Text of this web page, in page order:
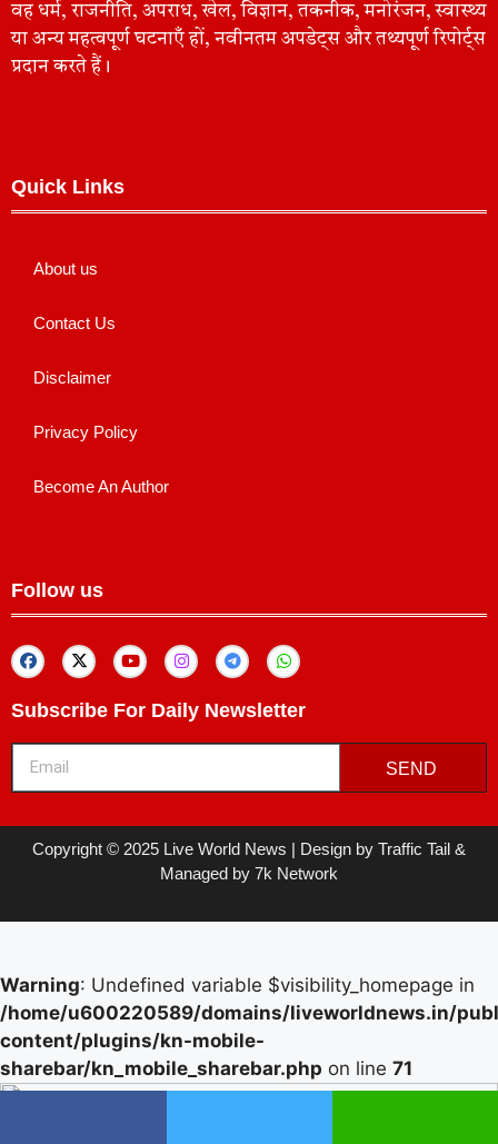
वह धर्म, राजनीति, अपराध, खेल, विज्ञान, तकनीक, मनोरंजन, स्वास्थ्य
या अन्य महत्वपूर्ण घटनाएँ हों, नवीनतम अपडेट्स और तथ्यपूर्ण रिपोर्ट्स
प्रदान करते हैं।
Quick Links
About us
Contact Us
Disclaimer
Privacy Policy
Become An Author
Follow us
Subscribe For Daily Newsletter
SEND
Copyright © 2025 Live World News | Design by Traffic Tail &
Managed by 7k Network
Warning: Undefined variable $visibility_homepage in
/home/u600220589/domains/liveworldnews.in/
content/plugins/kn-mobile-
sharebar/kn_mobile_sharebar.php on line 71